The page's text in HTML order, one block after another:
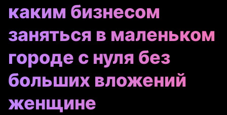
каким бизнесом
заняться в маленьком
городе с нуля без
больших вложений
женщине